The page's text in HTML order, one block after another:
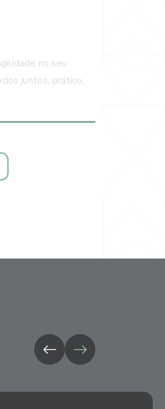
no seu
juntos, prático,